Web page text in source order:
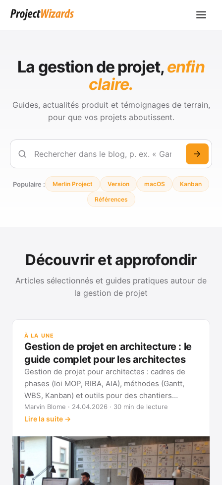
La gestion de projet,enfin
claire.
Guides, actualités produit et témoignages de terrain,
pour que vos projets aboutissent.
Rechercher
Populaire : Merlin Project Version macOS Kanban
Références
Découvrir et approfondir
Articles sélectionnés et guides pratiques autour de
la gestion de projet
À LA UNE
Gestion de projet en architecture : le
guide complet pour les architectes
Gestion de projet pour architectes : cadres de
phases (loi MOP, RIBA, AIA), méthodes (Gantt,
WBS, Kanban) et outils pour des chantiers
réellement pilotables.
Marvin Blome · 24.04.2026 · 30 min de lecture
Lire la suite →